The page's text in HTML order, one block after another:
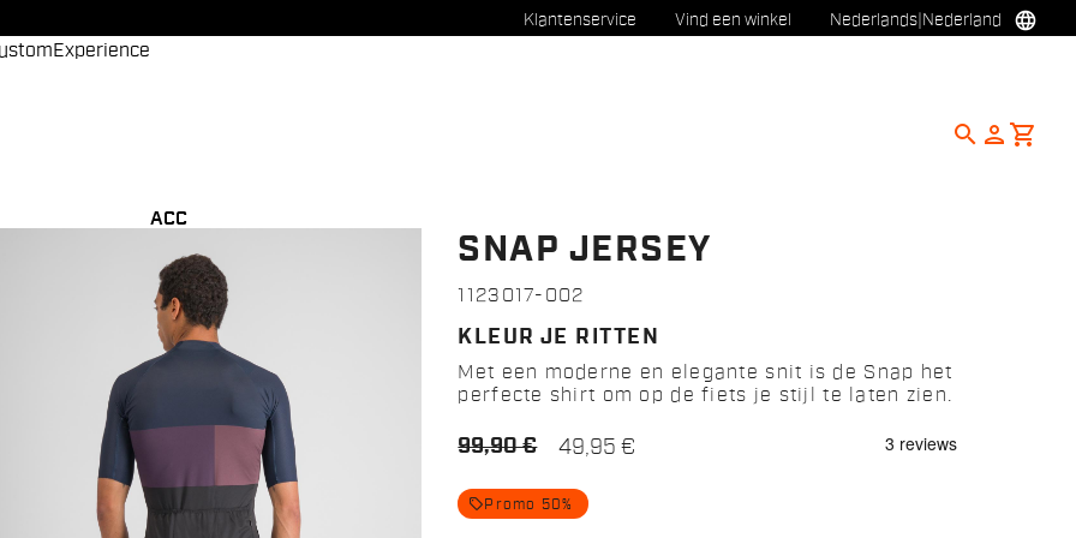
Klantenservice Vind een winkel Nederlands Nederland language
Experience
ACC
search person shopping_cart
SNAP JERSEY
1123017-002
KLEUR JE RITTEN
Met een moderne en elegante snit is de Snap het
perfecte shirt om op de fiets je stijl te laten zien.
99,90 € 49,95 €
local_offer Promo 50%